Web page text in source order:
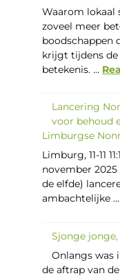
Waarom lokaal
zoveel meer
boodschappen
krijgt tijdens de
betekenis. ...
Lancering
voor behoud
Limburgse
Limburg, 11-11
november 2025
de elfde)
ambachtelijke ...
Sjonge
Onlangs was
de aftrap van